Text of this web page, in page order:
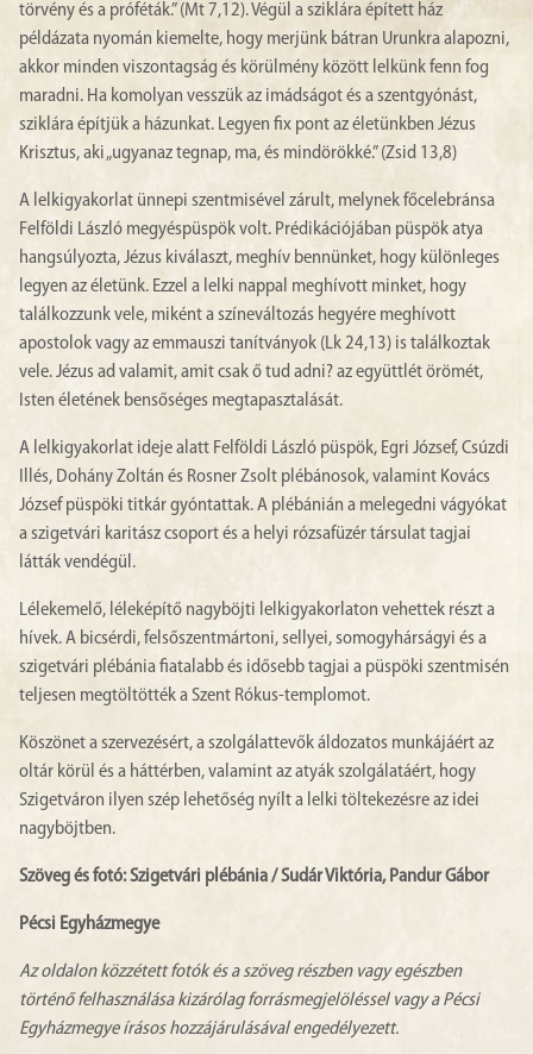
törvény és a próféták.” (Mt 7,12). Végül a sziklára épített ház
példázata nyomán kiemelte, hogy merjünk bátran Urunkra alapozni,
akkor minden viszontagság és körülmény között lelkünk fenn fog
maradni. Ha komolyan vesszük az imádságot és a szentgyónást,
sziklára építjük a házunkat. Legyen fix pont az életünkben Jézus
Krisztus, aki „ugyanaz tegnap, ma, és mindörökké.” (Zsid 13,8)
A lelkigyakorlat ünnepi szentmisével zárult, melynek főcelebránsa
Felföldi László megyéspüspök volt. Prédikációjában püspök atya
hangsúlyozta, Jézus kiválaszt, meghív bennünket, hogy különleges
legyen az életünk. Ezzel a lelki nappal meghívott minket, hogy
találkozzunk vele, miként a színeváltozás hegyére meghívott
apostolok vagy az emmauszi tanítványok (Lk 24,13) is találkoztak
vele. Jézus ad valamit, amit csak ő tud adni? az együttlét örömét,
Isten életének bensőséges megtapasztalását.
A lelkigyakorlat ideje alatt Felföldi László püspök, Egri József, Csúzdi
Illés, Dohány Zoltán és Rosner Zsolt plébánosok, valamint Kovács
József püspöki titkár gyóntattak. A plébánián a melegedni vágyókat
a szigetvári karitász csoport és a helyi rózsafüzér társulat tagjai
látták vendégül.
Lélekemelő, léleképítő nagyböjti lelkigyakorlaton vehettek részt a
hívek. A bicsérdi, felsőszentmártoni, sellyei, somogyhárságyi és a
szigetvári plébánia fiatalabb és idősebb tagjai a püspöki szentmisén
teljesen megtöltötték a Szent Rókus-templomot.
Köszönet a szervezésért, a szolgálattevők áldozatos munkájáért az
oltár körül és a háttérben, valamint az atyák szolgálatáért, hogy
Szigetváron ilyen szép lehetőség nyílt a lelki töltekezésre az idei
nagyböjtben.
Szöveg és fotó: Szigetvári plébánia / Sudár Viktória, Pandur Gábor
Pécsi Egyházmegye
Az oldalon közzétett fotók és a szöveg részben vagy egészben
történő felhasználása kizárólag forrásmegjelöléssel vagy a Pécsi
Egyházmegye írásos hozzájárulásával engedélyezett.